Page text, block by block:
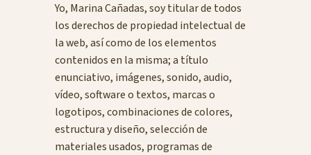
Yo, Marina Cañadas, soy titular de todos
los derechos de propiedad intelectual de
la web, así como de los elementos
contenidos en la misma; a título
enunciativo, imágenes, sonido, audio,
vídeo, software o textos, marcas o
logotipos, combinaciones de colores,
estructura y diseño, selección de
materiales usados, programas de